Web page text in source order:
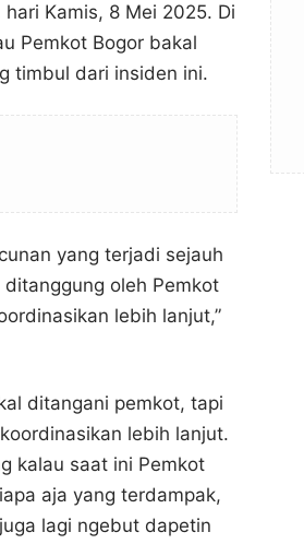
Kamis, 8 Mei 2025. Di
Pemkot Bogor bakal
timbul dari insiden ini.
yang terjadi sejauh
oleh Pemkot
lebih lanjut,”
ditangani pemkot, tapi
lebih lanjut.
kalau saat ini Pemkot
aja yang terdampak,
lagi ngebut dapetin